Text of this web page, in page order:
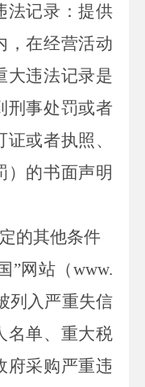
法记录：提供
，在经营活动
大违法记录是
刑事处罚或者
或者执照、
）的书面声明
的其他条件
”网站（www.
列入严重失信
名单、重大税
府采购严重违